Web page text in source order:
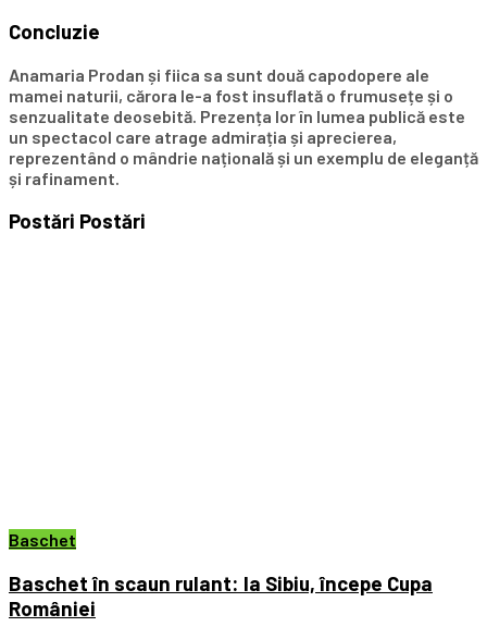
Concluzie
Anamaria Prodan și fiica sa sunt două capodopere ale
mamei naturii, cărora le-a fost insuflată o frumusețe și o
senzualitate deosebită. Prezența lor în lumea publică este
un spectacol care atrage admirația și aprecierea,
reprezentând o mândrie națională și un exemplu de eleganță
și rafinament.
Postări Postări
Baschet
Baschet în scaun rulant: la Sibiu, începe Cupa
României